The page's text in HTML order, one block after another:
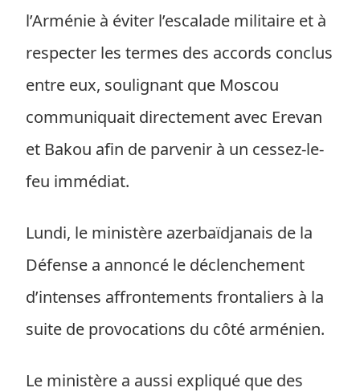
l’Arménie à éviter l’escalade militaire et à
respecter les termes des accords conclus
entre eux, soulignant que Moscou
communiquait directement avec Erevan
et Bakou afin de parvenir à un cessez-le-
feu immédiat.
Lundi, le ministère azerbaïdjanais de la
Défense a annoncé le déclenchement
d’intenses affrontements frontaliers à la
suite de provocations du côté arménien.
Le ministère a aussi expliqué que des